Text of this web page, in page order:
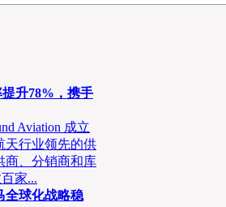
运送到批发市场、加工厂或装载至外销集
不同的基地作为冷链加工或分拣，最后到
品的损耗关键，因此在批发零售的过程中
包括产地预冷→产地冷藏保管→冷链运输
块冰温或冷冻冷藏柜)→冷链宅配。这种
当然！
升78%，携手
Aviation 成立
天行业领先的供
商、分销商和库
家...
全球化战略稳